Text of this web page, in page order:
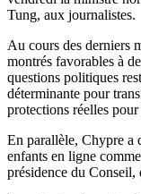
Tung, aux journalistes.
Au cours des derniers
montrés favorables à
questions politiques
déterminante pour
protections réelles
En parallèle, Chypre a
enfants en ligne
présidence du Conseil,